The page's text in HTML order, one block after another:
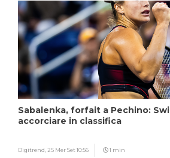
Sabalenka, forfait a Pechino:
accorciare in classifica
Digitrend, 25 Mer Set 10:56 1 min